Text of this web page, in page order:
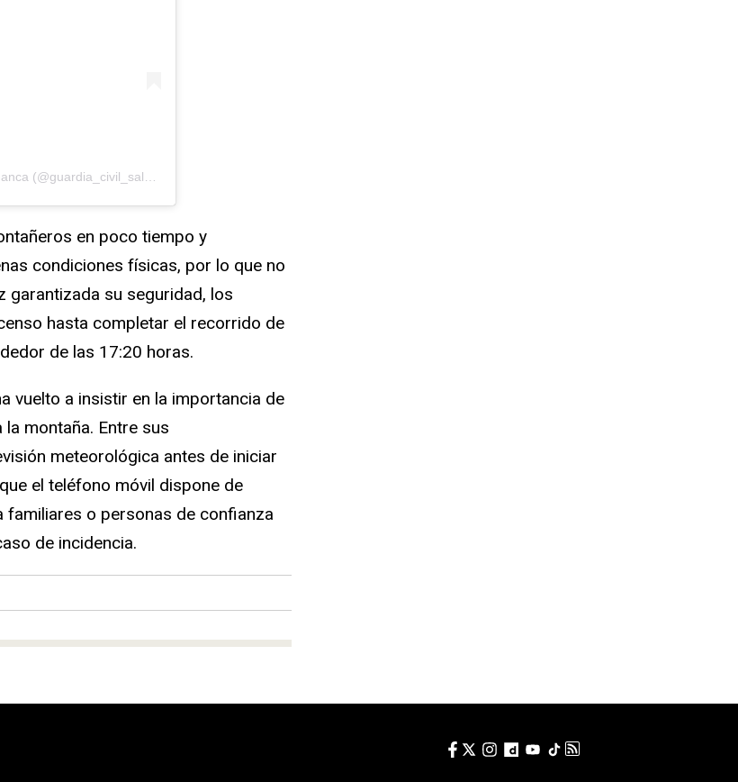
Una publicación compartida por Guardia Civil Salamanca (@guardia_civil_salamanca)
en poco tiempo y
condiciones físicas, por lo que no
garantizada su seguridad, los
hasta completar el recorrido de
de las 17:20 horas.
vuelto a insistir en la importancia de
montaña. Entre sus
meteorológica antes de iniciar
el teléfono móvil dispone de
o personas de confianza
de incidencia.